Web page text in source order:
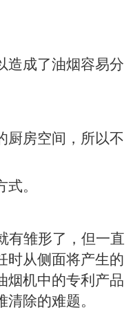
成了油烟容易分
房空间，所以不
。
有雏形了，但一直
时从侧面将产生的
烟机中的专利产品
除的难题。